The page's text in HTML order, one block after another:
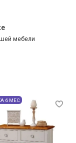
мебели
6 МЕС